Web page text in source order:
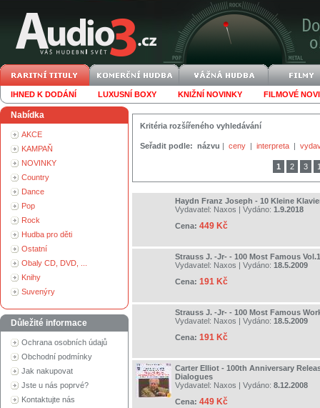
IHNED K DODÁNÍ LUXUSNÍ BOXY KNIŽNÍ NOVINKY FILMOVÉ
Nabídka
AKCE
KAMPAŇ
NOVINKY
Country
Dance
Pop
Rock
Hudba pro děti
Ostatní
Obaly CD, DVD, ...
Knihy
Suvenýry
Důležité informace
Ochrana osobních údajů
Obchodní podmínky
Jak nakupovat
Jste u nás poprvé?
Kontaktujte nás
Kritéria rozšířeného vyhledávání
Seřadit podle: názvu | ceny | interpreta |
1 2 3
Haydn Franz Joseph - 10 Kleine
Vydavatel: Naxos | Vydáno: 1.9.2018
Cena: 449 Kč
Strauss J. -Jr- - 100 Most Famous Vol.1
Vydavatel: Naxos | Vydáno: 18.5.2009
Cena: 191 Kč
Strauss J. -Jr- - 100 Most Famous
Vydavatel: Naxos | Vydáno: 18.5.2009
Cena: 191 Kč
Carter Elliot - 100th Anniversary
Dialogues
Vydavatel: Naxos | Vydáno: 8.12.2008
Cena: 449 Kč